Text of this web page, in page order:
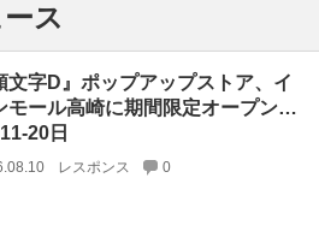
ス
文字D』ポップアップストア、イ
モール高崎に期間限定オープン…
日
レスポンス 0